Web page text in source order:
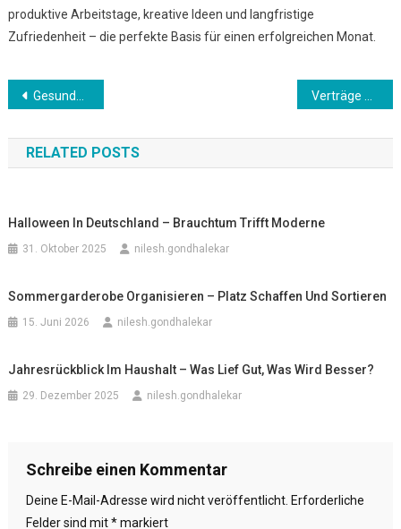
produktive Arbeitstage, kreative Ideen und langfristige
Zufriedenheit – die perfekte Basis für einen erfolgreichen Monat.
Beitrags-
Navigation
Gesundheit im Alltag – Immunsystem zum Saisonwechsel stärken
RELATED POSTS
Halloween In Deutschland – Brauchtum Trifft Moderne
31. Oktober 2025 nilesh.gondhalekar
Sommergarderobe Organisieren – Platz Schaffen Und Sortieren
15. Juni 2026 nilesh.gondhalekar
Jahresrückblick Im Haushalt – Was Lief Gut, Was Wird Besser?
29. Dezember 2025 nilesh.gondhalekar
Schreibe einen Kommentar
Deine E-Mail-Adresse wird nicht veröffentlicht. Erforderliche
Felder sind mit*markiert